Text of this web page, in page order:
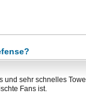
?
und sehr schnelles
Fans ist.